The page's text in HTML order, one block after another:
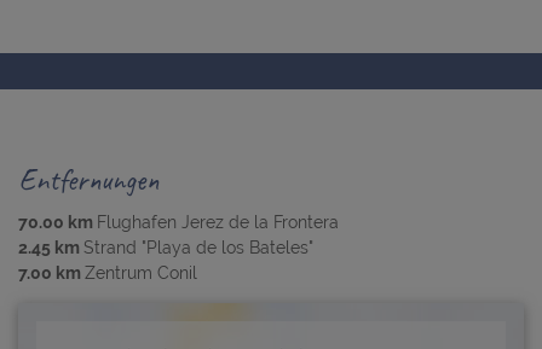
Entfernungen
70.00 km Flughafen Jerez de la Frontera
2.45 km Strand "Playa de los Bateles"
7.00 km Zentrum Conil